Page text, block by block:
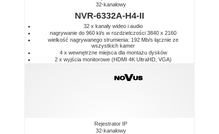
32-kanałowy
NVR-6332A-H4-II
32 x kanały wideo i audio
nagrywanie do 960 kl/s w rozdzielczości 3840 x 2160
wielkość nagrywanego strumienia: 192 Mb/s łącznie ze
wszystkich kamer
4 x wewnętrzne miejsca dla montażu dysków
2 x wyjścia monitorowe (HDMI 4K UltraHD, VGA)
Rejestrator IP
32-kanałowy